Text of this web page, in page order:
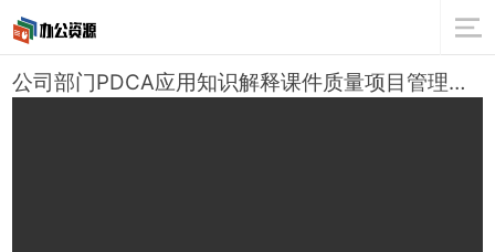
公司部门PDCA应用知识解释课件质量项目管理工作总结汇报PPT模板